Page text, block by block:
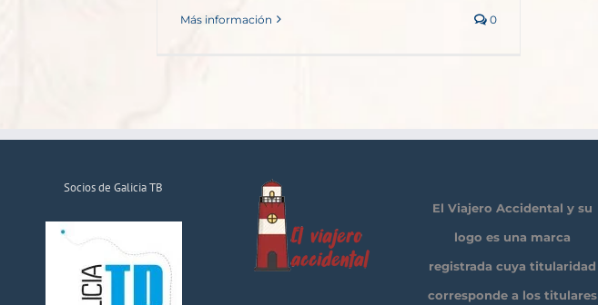
Más información 0
Socios de Galicia TB
El Viajero Accidental y su
logo es una marca
registrada cuya titularidad
corresponde a los titulares